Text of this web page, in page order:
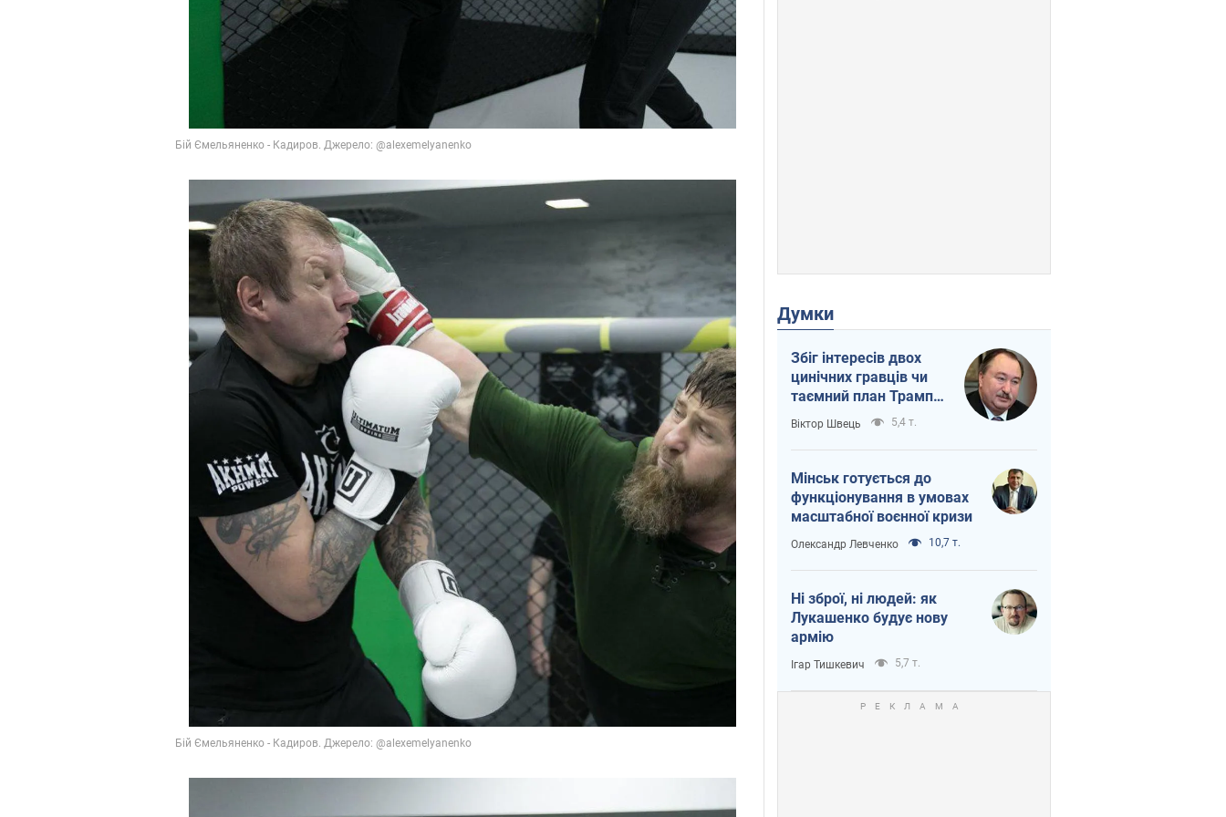
Думки
Збіг інтересів двох
цинічних гравців чи
таємний план Трампа
і Путіна?
Віктор Швець 5,4 т.
Мінськ готується до
функціонування в умовах
масштабної воєнної кризи
Олександр Левченко 10,7 т.
Ні зброї, ні людей: як
Лукашенко будує нову
армію
Ігар Тишкевич 5,7 т.